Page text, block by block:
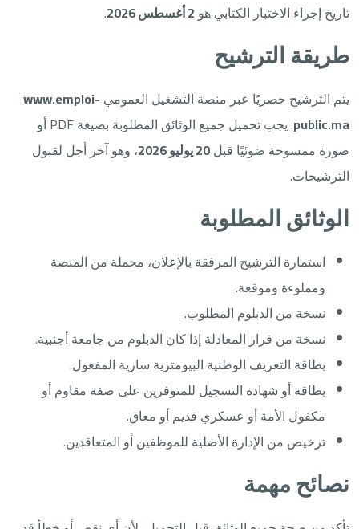
تاريخ إجراء الاختبار الكتابي هو2 أغسطس 2026 .
طريقة الترشيح
يتم الترشيح حصريًا عبر منصة التشغيل العمومي www.emploi-
public.ma
. يجب تحميل جميع الوثائق المطلوبة بصيغة PDF أو
صورة ممسوحة ضوئيًا قبل20 يوليو 2026
، وهو آخر أجل لقبول
الترشيحات.
الوثائق المطلوبة
استمارة الترشيح المرفقة بالإعلان، محملة من المنصة
ومملوءة وموقعة.
نسخة من الدبلوم المطلوب.
نسخة من قرار المعادلة إذا كان الدبلوم من جامعة أجنبية.
بطاقة التعريف الوطنية البيومترية سارية المفعول.
بطاقة أو شهادة التسجيل للمتوفرين على صفة مقاوم أو
مكفول الأمة أو عسكري قديم أو معاق.
ترخيص من الإدارة الأصلية للموظفين أو المتعاقدين.
نصائح مهمة